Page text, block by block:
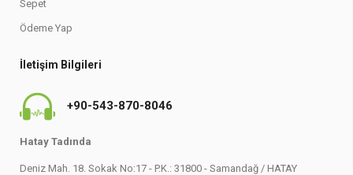
Sepet
Ödeme Yap
İletişim Bilgileri
+90-543-870-8046
Hatay Tadında
Deniz Mah. 18. Sokak No:17 - P.K.: 31800 - Samandağ / HATAY